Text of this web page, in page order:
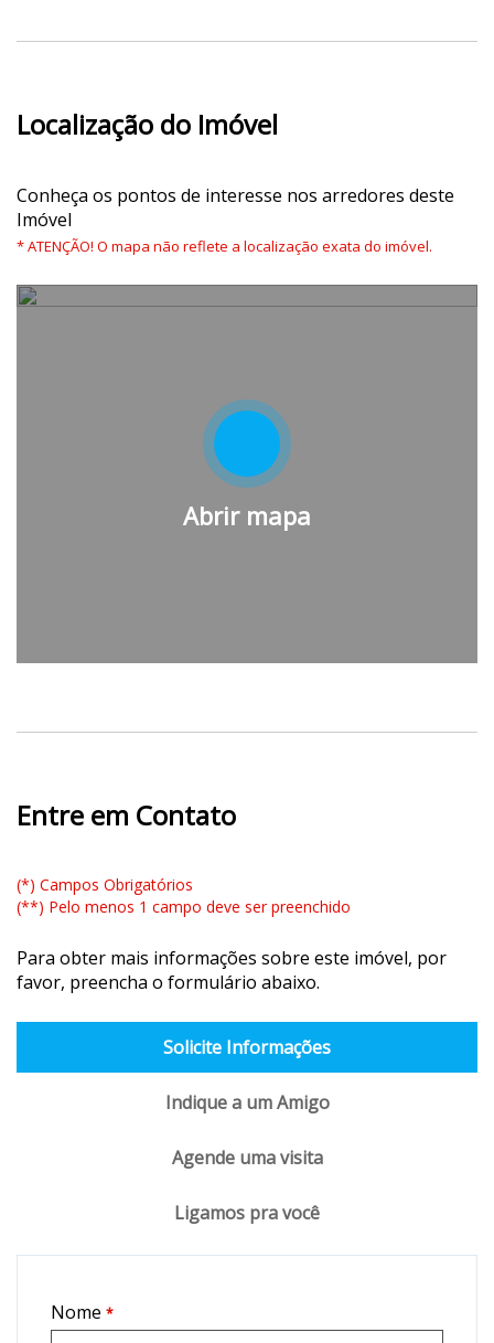
Localização do Imóvel
Conheça os pontos de interesse nos arredores deste
Imóvel
* ATENÇÃO! O mapa não reflete a localização exata do imóvel.
Abrir mapa
Entre em Contato
(*) Campos Obrigatórios
(**) Pelo menos 1 campo deve ser preenchido
Para obter mais informações sobre este imóvel, por
favor, preencha o formulário abaixo.
Solicite Informações
Indique a um Amigo
Agende uma visita
Ligamos pra você
Nome *